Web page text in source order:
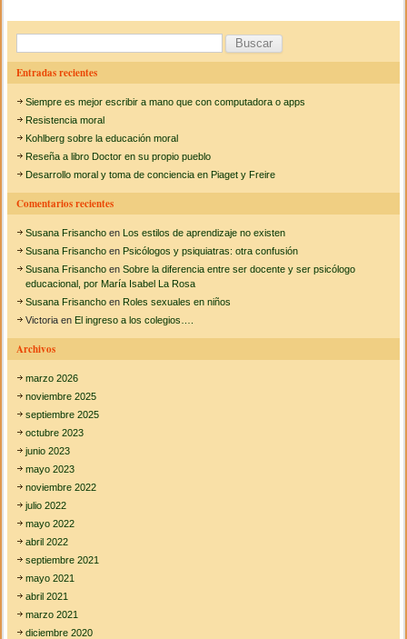
b
o
o
k
ar
tir
e
ñ
e
n
a
l
e
a
u
c
a
Entradas recientes
Siempre es mejor escribir a mano que con computadora o apps
Resistencia moral
Kohlberg sobre la educación moral
Reseña a libro Doctor en su propio pueblo
Desarrollo moral y toma de conciencia en Piaget y Freire
Comentarios recientes
Susana Frisancho enLos estilos de aprendizaje no existen
Susana Frisancho enPsicólogos y psiquiatras: otra confusión
Susana Frisancho enSobre la diferencia entre ser docente y ser psicólogo
educacional, por María Isabel La Rosa
Susana Frisancho enRoles sexuales en niños
Victoria enEl ingreso a los colegios….
Archivos
marzo 2026
noviembre 2025
septiembre 2025
octubre 2023
junio 2023
mayo 2023
noviembre 2022
julio 2022
mayo 2022
abril 2022
septiembre 2021
mayo 2021
abril 2021
marzo 2021
diciembre 2020